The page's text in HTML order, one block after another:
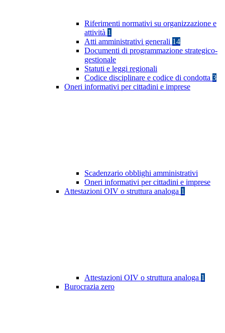
Riferimenti normativi su organizzazione e
attività 1
Atti amministrativi generali 14
Documenti di programmazione strategico-
gestionale
Statuti e leggi regionali
Codice disciplinare e codice di condotta 3
Oneri informativi per cittadini e imprese
Scadenzario obblighi amministrativi
Oneri informativi per cittadini e imprese
Attestazioni OIV o struttura analoga 1
Attestazioni OIV o struttura analoga 1
Burocrazia zero